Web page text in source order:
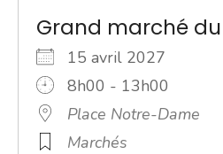
Grand marché
15 avril 2027
8h00 - 13h00
Place Notre-Dame
Marchés